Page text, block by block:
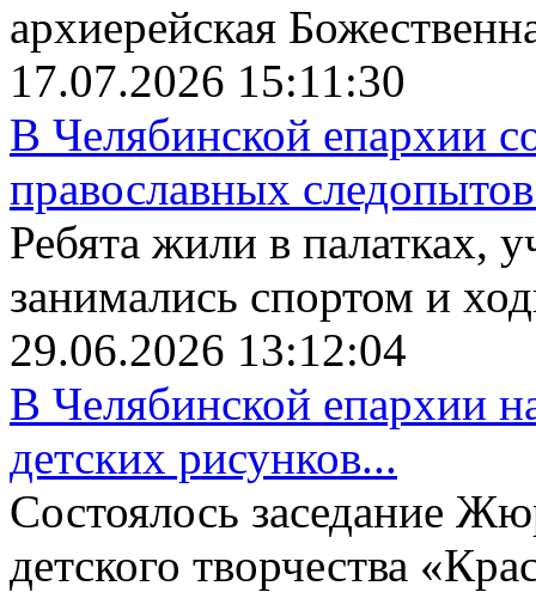
архиерейская
17.07.2026 15:11:30
В Челябинской епархии
православных
Ребята жили в палатках,
занимались спортом и
29.06.2026 13:12:04
В Челябинской епархии
детских рисунков...
Состоялось заседание
детского творчества